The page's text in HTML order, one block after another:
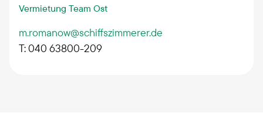
Vermietung Team Ost
m.romanow@schiffszimmerer.de
T: 040 63800-209